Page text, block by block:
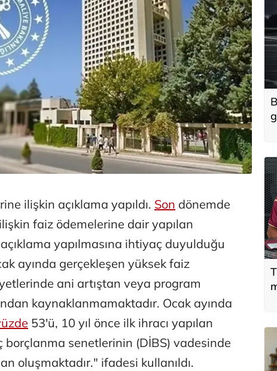
ilişkin açıklama yapıldı. Son dönemde
faiz ödemelerine dair yapılan
yapılmasına ihtiyaç duyulduğu
ayında gerçekleşen yüksek faiz
ani artıştan veya program
kaynaklanmamaktadır. Ocak ayında
53'ü, 10 yıl önce ilk ihracı yapılan
borçlanma senetlerinin (DİBS) vadesinde
oluşmaktadır." ifadesi kullanıldı.